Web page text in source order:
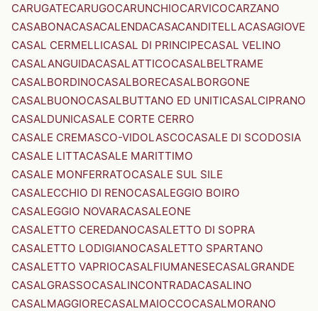
CARUGATECARUGOCARUNCHIOCARVICOCARZANO
CASABONACASACALENDACASACANDITELLACASAGIOVE
CASAL CERMELLICASAL DI PRINCIPECASAL VELINO
CASALANGUIDACASALATTICOCASALBELTRAME
CASALBORDINOCASALBORECASALBORGONE
CASALBUONOCASALBUTTANO ED UNITICASALCIPRANO
CASALDUNICASALE CORTE CERRO
CASALE CREMASCO-VIDOLASCOCASALE DI SCODOSIA
CASALE LITTACASALE MARITTIMO
CASALE MONFERRATOCASALE SUL SILE
CASALECCHIO DI RENOCASALEGGIO BOIRO
CASALEGGIO NOVARACASALEONE
CASALETTO CEREDANOCASALETTO DI SOPRA
CASALETTO LODIGIANOCASALETTO SPARTANO
CASALETTO VAPRIOCASALFIUMANESECASALGRANDE
CASALGRASSOCASALINCONTRADACASALINO
CASALMAGGIORECASALMAIOCCOCASALMORANO